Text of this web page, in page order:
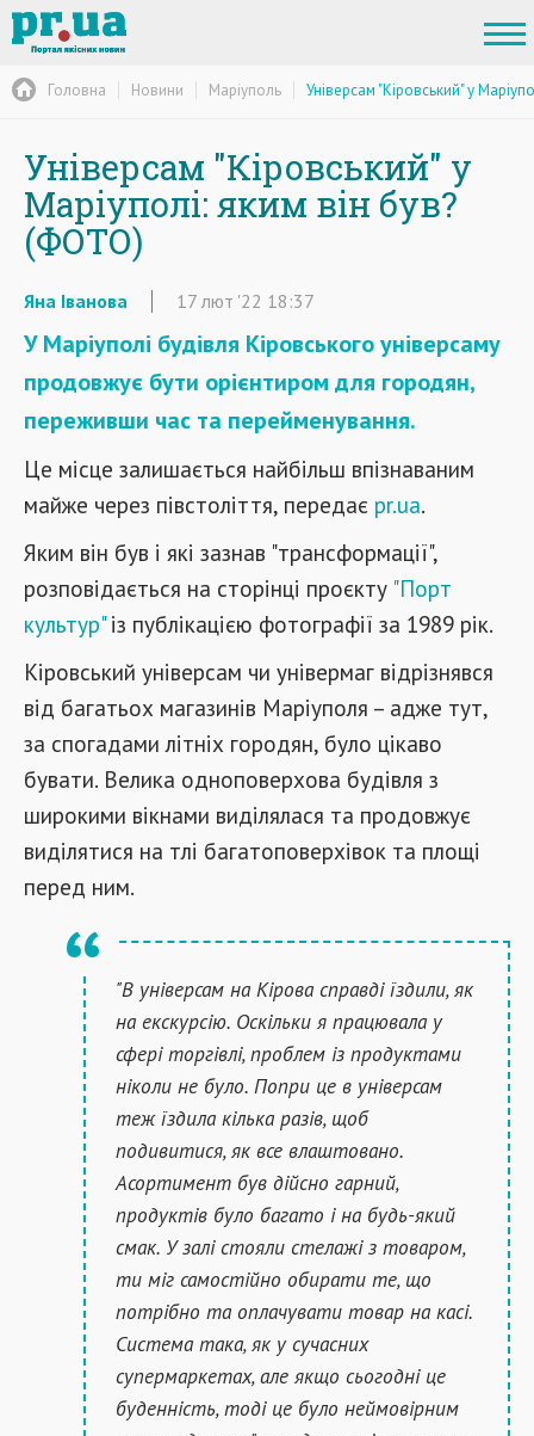
Головна Новини Маріуполь Універсам "Кіровський" у
Універсам "Кіровський" у
Маріуполі: яким він був?
(ФОТО)
Яна Іванова 17 лют '22 18:37
У Маріуполі будівля Кіровського універсаму
продовжує бути орієнтиром для городян,
переживши час та перейменування.
Це місце залишається найбільш впізнаваним
майже через півстоліття, передає pr.ua.
Яким він був і які зазнав "трансформації",
розповідається на сторінці проєкту "Порт
культур"із публікацією фотографії за 1989 рік.
Кіровський універсам чи універмаг відрізнявся
від багатьох магазинів Маріуполя – адже тут,
за спогадами літніх городян, було цікаво
бувати. Велика одноповерхова будівля з
широкими вікнами виділялася та продовжує
виділятися на тлі багатоповерхівок та площі
перед ним.
"В універсам на Кірова справді їздили, як
на екскурсію. Оскільки я працювала у
сфері торгівлі, проблем із продуктами
ніколи не було. Попри це в універсам
теж їздила кілька разів, щоб
подивитися, як все влаштовано.
Асортимент був дійсно гарний,
продуктів було багато і на будь-який
смак. У залі стояли стелажі з товаром,
ти міг самостійно обирати те, що
потрібно та оплачувати товар на касі.
Система така, як у сучасних
супермаркетах, але якщо сьогодні це
буденність, тоді це було неймовірним